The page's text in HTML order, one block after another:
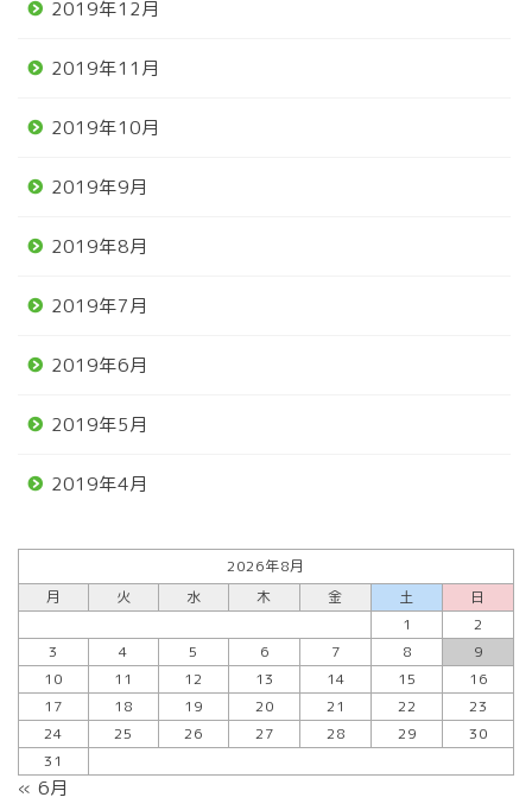
2019年12月
2019年11月
2019年10月
2019年9月
2019年8月
2019年7月
2019年6月
2019年5月
2019年4月
2026年8月
月
火 水 木 金 土
日
1
2
3
4 5 6 7 8
9
10
11 12 13 14 15
16
17
18 19 20 21 22
23
24
25 26 27 28 29
30
31
« 6月